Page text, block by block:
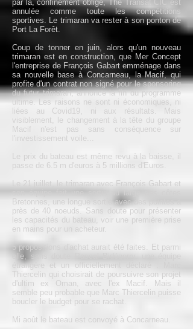
par là, confinement oblige, The Transat CIC est
annulée comme toute les compétitions
sportives. Le trimaran va rester à son ponton de
Port La Forêt.
Coup de tonner en juin, alors qu'un nouveau
trimaran est en construction, que Mer Concept
l'entreprise de François Gabart emménage dans
sa nouvelle base à Concarneau, la Macif, qui
profite d'un contrat non signé pour le sponsoring
du futur trimaran, annonce la fin du programme
ultime. Les raisons ne sont ni économiques, ni
liées au Covid19, ni aux résultats. Mais
visiblement, le changement à la tête du groupe
Macif n'est pas sans conséquence sur
l'investissement voile...
Le prix du bateau est même revu à la baisse, il
passe de 6.5 m d'euros à 5 millions d'Euros.
Le 21 juillet, le trimaran avec François Gabart et
son équipe fait une sortie au large des côtes
Bretonnes, une longue sortie avec des pointes à
près de 40 noeuds. Sans doute pour présenter
les capacités du bateau, voir une première prise
en mains pour un acheteur.
5 propositions d'achat aurait été faites. Et parmi
elle, sans doute Pascal Bidégorry, une équipe
étrangère et un officiellement déclaré : Marc
Thiercelin qui choisirait de poursuivre son projet
d'ultim ex Oman, avec l'ex Macif. Mais il
semble peu probable que Marc Thiercelin puisse
boucler le budget pour se rachat.
Mi août le bateau est convoyé à Concarneau.